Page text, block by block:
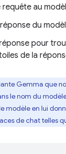
requête au
du
pour
de la
Gemma que
le nom du
modèle en lui
de chat telles